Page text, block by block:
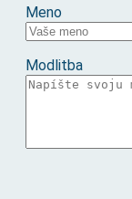
Meno
Modlitba